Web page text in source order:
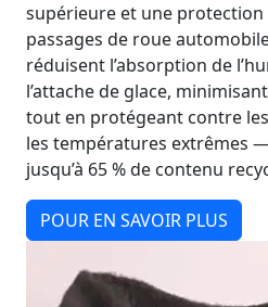
supérieure et une protection
passages de roue
réduisent l’absorption de
l’attache de glace,
tout en protégeant contre
les températures extrêmes
jusqu’à 65 % de contenu
POUR EN SAVOIR PLUS